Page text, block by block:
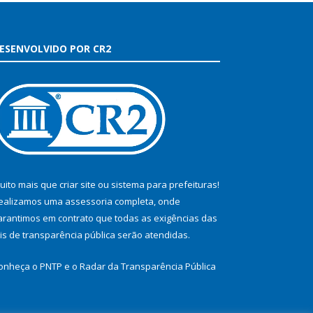
POR CR2
mais que criar site ou sistema para prefeituras!
uma assessoria completa, onde
em contrato que todas as exigências das
de transparência pública serão atendidas.
o PNTP e o Radar da Transparência Pública